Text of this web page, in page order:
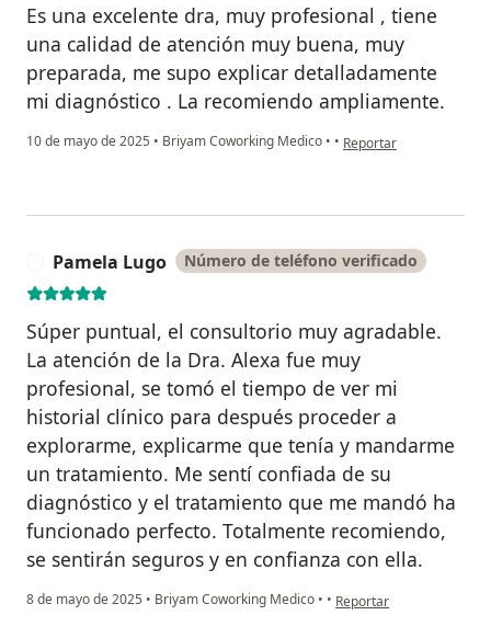
Es una excelente dra, muy profesional , tiene
una calidad de atención muy buena, muy
preparada, me supo explicar detalladamente
mi diagnóstico . La recomiendo ampliamente.
10 de mayo de 2025 • Briyam Coworking Medico • • en opinión del usuario
Reportar
Pamela Lugo Número de teléfono verificado
Súper puntual, el consultorio muy agradable.
La atención de la Dra. Alexa fue muy
profesional, se tomó el tiempo de ver mi
historial clínico para después proceder a
explorarme, explicarme que tenía y mandarme
un tratamiento. Me sentí confiada de su
diagnóstico y el tratamiento que me mandó ha
funcionado perfecto. Totalmente recomiendo,
se sentirán seguros y en confianza con ella.
8 de mayo de 2025 • Briyam Coworking Medico • • en opinión del usuario
Reportar